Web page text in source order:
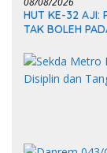
HUT KE-32 AJI:
TAK BOLEH